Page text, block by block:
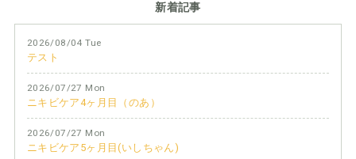
新着記事
2026/08/04 Tue
テスト
2026/07/27 Mon
ニキビケア4ヶ月目（のあ）
2026/07/27 Mon
ニキビケア5ヶ月目(いしちゃん)